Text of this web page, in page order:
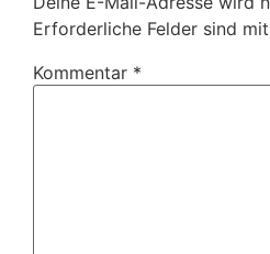
Erforderliche Felder sind mit
Kommentar *